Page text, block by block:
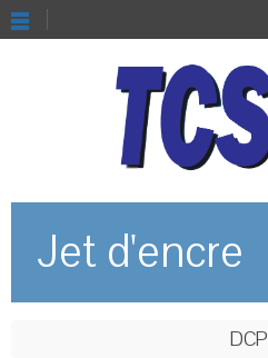
Jet d'encre
DCP